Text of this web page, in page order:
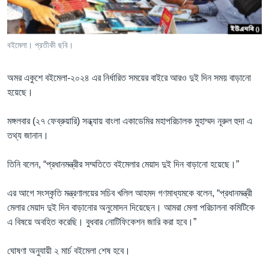
Learning English
FOLLOW US
বইমেলা। প্রতীকী ছবি।
অমর একুশে বইমেলা-২০২৪ এর নির্ধারিত সময়ের বাইরে আরও দুই দিন সময় বাড়ানো
হয়েছে।
মঙ্গলবার (২৭ ফেব্রুয়ারি) সন্ধ্যায় বাংলা একাডেমির মহাপরিচালক মুহাম্মদ নূরুল হুদা এ
তথ্য জানান।
তিনি বলেন, “প্রধানমন্ত্রীর সম্মতিতে বইমেলার মেয়াদ দুই দিন বাড়ানো হয়েছে।”
এর আগে সংস্কৃতি মন্ত্রণালয়ের সচিব খলিল আহমদ গণমাধ্যমকে বলেন, “প্রধানমন্ত্রী
মেলার মেয়াদ দুই দিন বাড়ানোর অনুমোদন দিয়েছেন। আমরা মেলা পরিচালনা কমিটিকে
এ বিষয়ে অবহিত করেছি। বুধবার নোটিফিকেশন জারি করা হবে।”
ঘোষণা অনুযায়ী ২ মার্চ বইমেলা শেষ হবে।